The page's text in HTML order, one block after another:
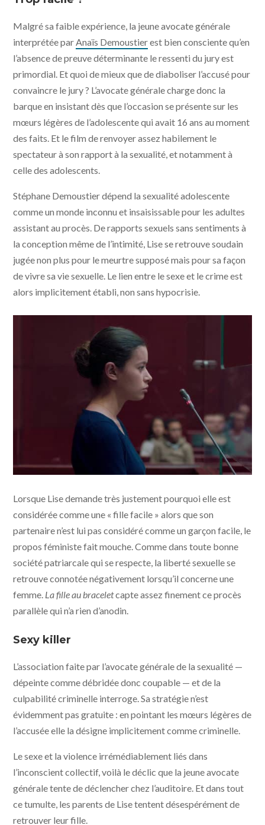
Malgré sa faible expérience, la jeune avocate générale
interprétée parAnaïs Demoustierest bien consciente qu’en
l’absence de preuve déterminante le ressenti du jury est
primordial. Et quoi de mieux que de diaboliser l’accusé pour
convaincre le jury ? L’avocate générale charge donc la
barque en insistant dès que l’occasion se présente sur les
mœurs légères de l’adolescente qui avait 16 ans au moment
des faits. Et le film de renvoyer assez habilement le
spectateur à son rapport à la sexualité, et notamment à
celle des adolescents.
Stéphane Demoustier dépend la sexualité adolescente
comme un monde inconnu et insaisissable pour les adultes
assistant au procès. De rapports sexuels sans sentiments à
la conception même de l’intimité, Lise se retrouve soudain
jugée non plus pour le meurtre supposé mais pour sa façon
de vivre sa vie sexuelle. Le lien entre le sexe et le crime est
alors implicitement établi, non sans hypocrisie.
Petit Film - FraKas productions - France 3 cinema
Lorsque Lise demande très justement pourquoi elle est
considérée comme une « fille facile » alors que son
partenaire n’est lui pas considéré comme un garçon facile, le
propos féministe fait mouche. Comme dans toute bonne
société patriarcale qui se respecte, la liberté sexuelle se
retrouve connotée négativement lorsqu’il concerne une
femme. La fille au braceletcapte assez finement ce procès
parallèle qui n’a rien d’anodin.
Sexy killer
L’association faite par l’avocate générale de la sexualité —
dépeinte comme débridée donc coupable — et de la
culpabilité criminelle interroge. Sa stratégie n’est
évidemment pas gratuite : en pointant les mœurs légères de
l’accusée elle la désigne implicitement comme criminelle.
Le sexe et la violence irrémédiablement liés dans
l’inconscient collectif, voilà le déclic que la jeune avocate
générale tente de déclencher chez l’auditoire. Et dans tout
ce tumulte, les parents de Lise tentent désespérément de
retrouver leur fille.